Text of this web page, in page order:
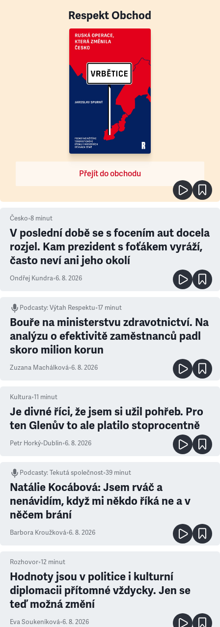
Respekt Obchod
Přejít do obchodu
Česko•8 minut
V poslední době se s focením aut docela
rozjel. Kam prezident s foťákem vyráží,
často neví ani jeho okolí
Ondřej Kundra•6. 8. 2026
Podcasty:Výtah Respektu•17 minut
Bouře na ministerstvu zdravotnictví. Na
analýzu o efektivitě zaměstnanců padl
skoro milion korun
Zuzana Machálková•6. 8. 2026
Kultura•11 minut
Je divné říci, že jsem si užil pohřeb. Pro
ten Glenův to ale platilo stoprocentně
Petr Horký•Dublin•6. 8. 2026
Podcasty:Tekutá společnost•39 minut
Natálie Kocábová: Jsem rváč a
nenávidím, když mi někdo říká ne a v
něčem brání
Barbora Kroužková•6. 8. 2026
Rozhovor•12 minut
Hodnoty jsou v politice i kulturní
diplomacii přítomné vždycky. Jen se
teď možná změní
Eva Soukeníková•6. 8. 2026